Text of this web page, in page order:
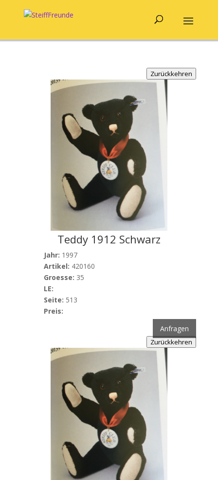
Zurückkehren
Teddy 1912 Schwarz
Jahr: 1997
Artikel: 420160
Groesse: 35
LE:
Seite: 513
Preis:
Anfragen
Zurückkehren